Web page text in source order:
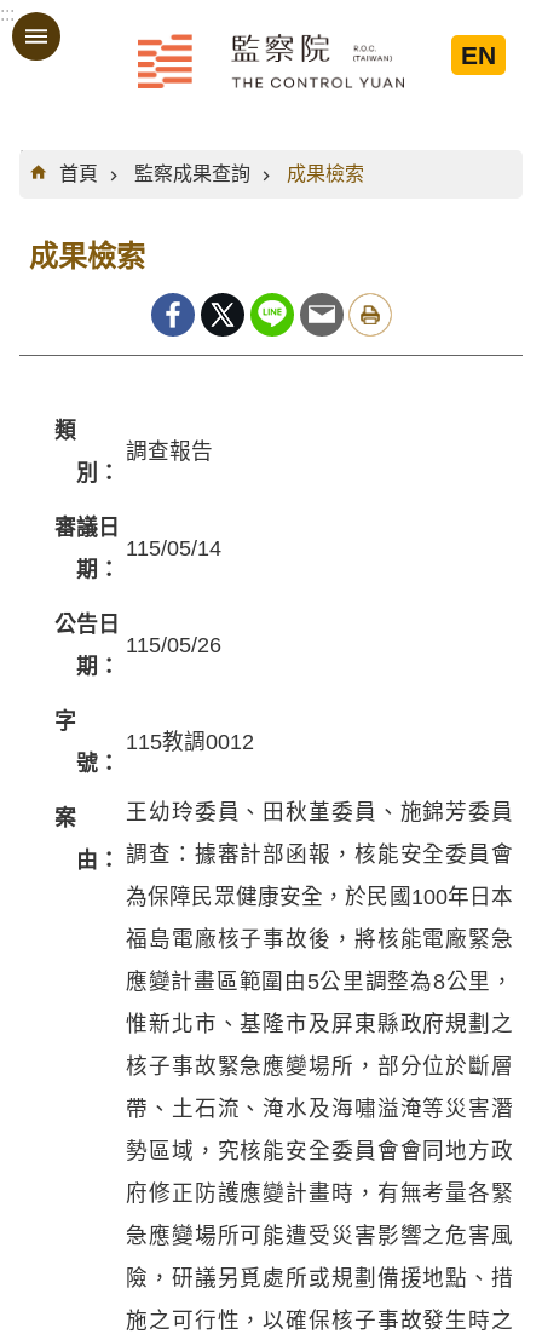
跳到主要內容區塊
:::
EN
:::
首頁
監察成果查詢 成果檢索
成果檢索
類
別：
調查報告
審議日
期：
115/05/14
公告日
期：
115/05/26
字
號：
115教調0012
案
由：
王幼玲委員、田秋堇委員、施錦芳委員
調查：據審計部函報，核能安全委員會
為保障民眾健康安全，於民國100年日本
福島電廠核子事故後，將核能電廠緊急
應變計畫區範圍由5公里調整為8公里，
惟新北市、基隆市及屏東縣政府規劃之
核子事故緊急應變場所，部分位於斷層
帶、土石流、淹水及海嘯溢淹等災害潛
勢區域，究核能安全委員會會同地方政
府修正防護應變計畫時，有無考量各緊
急應變場所可能遭受災害影響之危害風
險，研議另覓處所或規劃備援地點、措
施之可行性，以確保核子事故發生時之